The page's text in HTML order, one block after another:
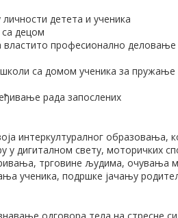
детета и ученика
децом
властито професионално
са домом ученика за
рада запослених
интеркултуралног образовања,
у дигиталном свету, моторичких
трговине људима, очувања
ученика, подршке јачању